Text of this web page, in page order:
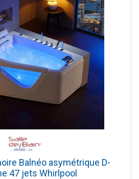
Balnéo asymétrique D-
47 jets Whirlpool